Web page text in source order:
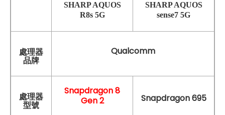
SHARP AQUOS
R8s 5G
SHARPAQUOS
sense7 5G
處理器
品牌
Qualcomm
處理器
型號
Snapdragon 8
Gen 2
Snapdragon 695